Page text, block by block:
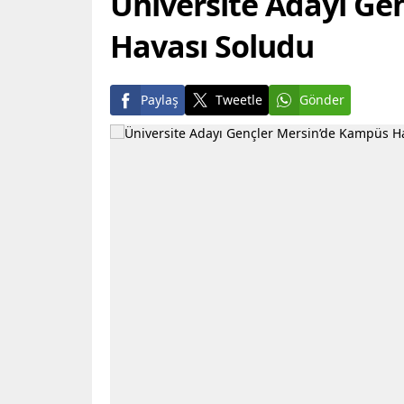
Havası Soludu
Paylaş Tweetle Gönder